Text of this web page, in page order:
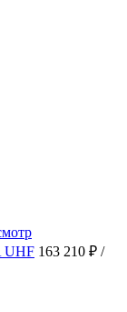
UHF 163 210 ₽ /